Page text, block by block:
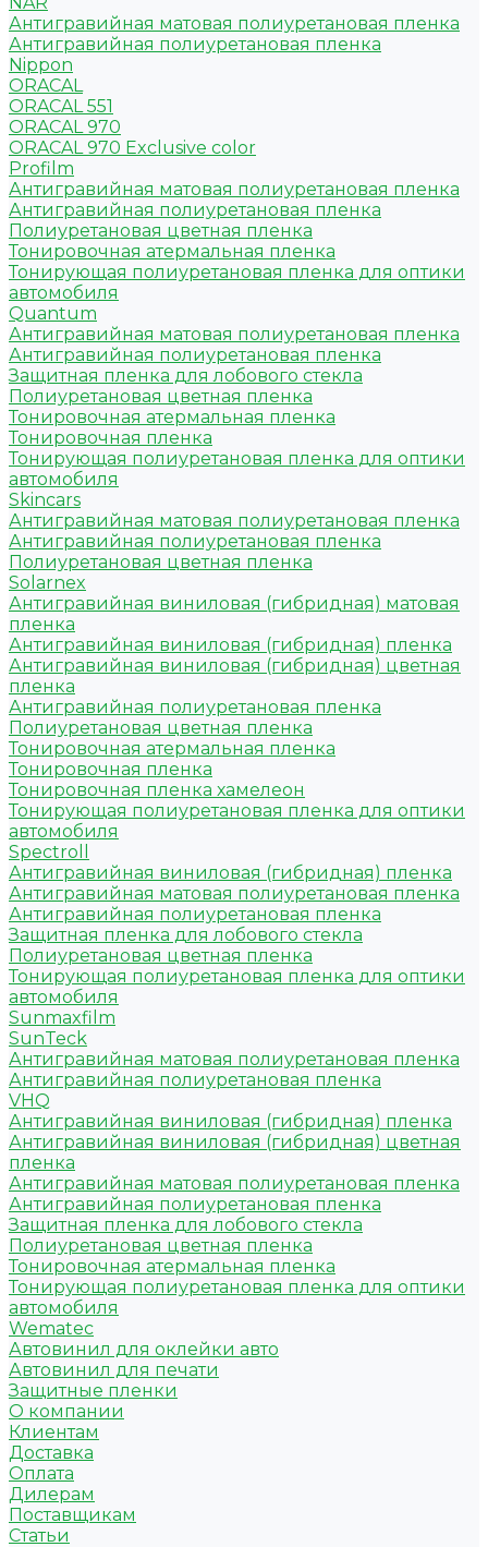
Антигравийная матовая полиуретановая пленка
Антигравийная полиуретановая пленка
Nippon
ORACAL
ORACAL 551
ORACAL 970
ORACAL 970 Exclusive color
Profilm
Антигравийная матовая полиуретановая пленка
Антигравийная полиуретановая пленка
Полиуретановая цветная пленка
Тонировочная атермальная пленка
Тонирующая полиуретановая пленка для оптики
автомобиля
Quantum
Антигравийная матовая полиуретановая пленка
Антигравийная полиуретановая пленка
Защитная пленка для лобового стекла
Полиуретановая цветная пленка
Тонировочная атермальная пленка
Тонировочная пленка
Тонирующая полиуретановая пленка для оптики
автомобиля
Skincars
Антигравийная матовая полиуретановая пленка
Антигравийная полиуретановая пленка
Полиуретановая цветная пленка
Solarnex
Антигравийная виниловая (гибридная) матовая
пленка
Антигравийная виниловая (гибридная) пленка
Антигравийная виниловая (гибридная) цветная
пленка
Антигравийная полиуретановая пленка
Полиуретановая цветная пленка
Тонировочная атермальная пленка
Тонировочная пленка
Тонировочная пленка хамелеон
Тонирующая полиуретановая пленка для оптики
автомобиля
Spectroll
Антигравийная виниловая (гибридная) пленка
Антигравийная матовая полиуретановая пленка
Антигравийная полиуретановая пленка
Защитная пленка для лобового стекла
Полиуретановая цветная пленка
Тонирующая полиуретановая пленка для оптики
автомобиля
Sunmaxfilm
SunTeck
Антигравийная матовая полиуретановая пленка
Антигравийная полиуретановая пленка
VHQ
Антигравийная виниловая (гибридная) пленка
Антигравийная виниловая (гибридная) цветная
пленка
Антигравийная матовая полиуретановая пленка
Антигравийная полиуретановая пленка
Защитная пленка для лобового стекла
Полиуретановая цветная пленка
Тонировочная атермальная пленка
Тонирующая полиуретановая пленка для оптики
автомобиля
Wematec
Автовинил для оклейки авто
Автовинил для печати
Защитные пленки
О компании
Клиентам
Доставка
Оплата
Дилерам
Поставщикам
Статьи